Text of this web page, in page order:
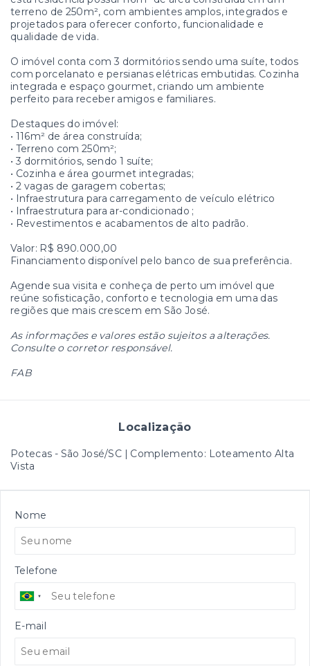
terreno de 250m², com ambientes amplos, integrados e
projetados para oferecer conforto, funcionalidade e
qualidade de vida.
O imóvel conta com 3 dormitórios sendo uma suíte, todos
com porcelanato e persianas elétricas embutidas. Cozinha
integrada e espaço gourmet, criando um ambiente
perfeito para receber amigos e familiares.
Destaques do imóvel:
• 116m² de área construída;
• Terreno com 250m²;
• 3 dormitórios, sendo 1 suíte;
• Cozinha e área gourmet integradas;
• 2 vagas de garagem cobertas;
• Infraestrutura para carregamento de veículo elétrico
• Infraestrutura para ar-condicionado ;
• Revestimentos e acabamentos de alto padrão.
Valor: R$ 890.000,00
Financiamento disponível pelo banco de sua preferência.
Agende sua visita e conheça de perto um imóvel que
reúne sofisticação, conforto e tecnologia em uma das
regiões que mais crescem em São José.
As informações e valores estão sujeitos a alterações.
Consulte o corretor responsável.
FAB
Localização
Potecas - São José/SC | Complemento: Loteamento Alta
Vista
Nome
Telefone
E-mail